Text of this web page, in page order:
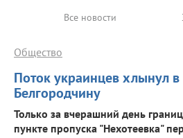
Все новости
Поток украинцев хлынул
Белгородчину
Общество
Только за вчерашний день
пункте пропуска "Нехотеевка"